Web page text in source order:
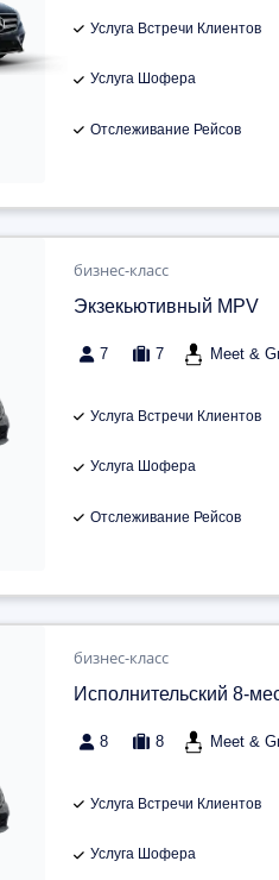
Услуга Встречи Клиентов
Услуга Шофера
Отслеживание Рейсов
бизнес-класс
Экзекьютивный MPV
7 7 Meet &
Услуга Встречи Клиентов
Услуга Шофера
Отслеживание Рейсов
бизнес-класс
Исполнительский 8-
8 8 Meet &
Услуга Встречи Клиентов
Услуга Шофера